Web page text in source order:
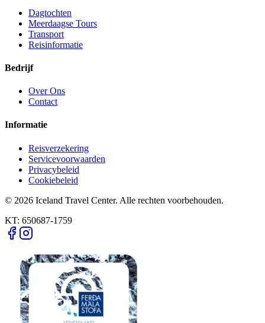
Dagtochten
Meerdaagse Tours
Transport
Reisinformatie
Bedrijf
Over Ons
Contact
Informatie
Reisverzekering
Servicevoorwaarden
Privacybeleid
Cookiebeleid
© 2026 Iceland Travel Center. Alle rechten voorbehouden.
KT: 650687-1759